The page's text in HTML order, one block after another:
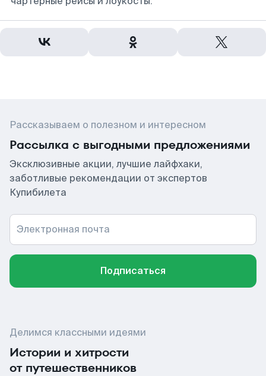
Рассказываем о полезном и интересном
Рассылка с выгодными предложениями
Эксклюзивные акции, лучшие лайфхаки,
заботливые рекомендации от экспертов
Купибилета
Электронная почта
Подписаться
Делимся классными идеями
Истории и хитрости
от путешественников